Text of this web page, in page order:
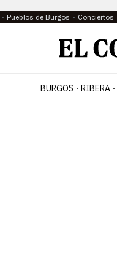
Pueblos de Burgos Conciertos
BURGOS RIBERA